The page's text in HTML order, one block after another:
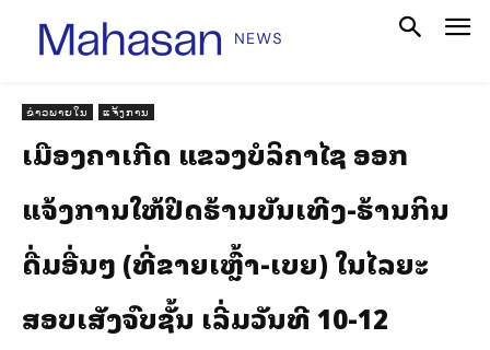
ຂ່າວພາຍໃນ ແຈ້ງການ
ເມືອງຄຳເກີດ ແຂວງບໍລິຄຳໄຊ ອອກ
ແຈ້ງການໃຫ້ປິດຮ້ານບັນເທີງ-ຮ້ານກິນ
ດື່ມອື່ນໆ (ທີ່ຂາຍເຫຼົ້າ-ເບຍ) ໃນໄລຍະ
ສອບເສັງຈົບຊັ້ນ ເລີ່ມວັນທີ 10-12